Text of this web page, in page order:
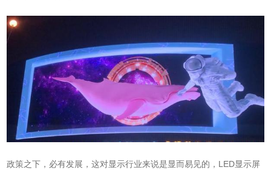
政策之下，必有发展，这对显示行业来说是显而易见的，LED显示屏